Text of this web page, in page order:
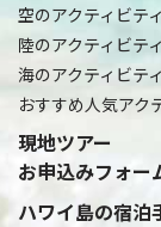
空のアクティビテ
陸のアクティビテ
海のアクティビテ
おすすめ人気アク
現地ツアー
お申込みフォー
ハワイ島の宿泊